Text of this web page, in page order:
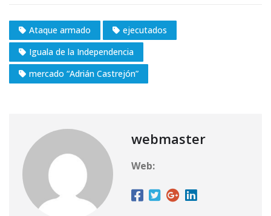
Ataque armado
ejecutados
Iguala de la Independencia
mercado “Adrián Castrejón”
webmaster
Web: